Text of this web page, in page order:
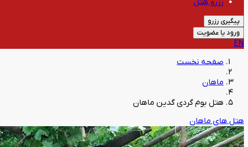
رزرو هتل
پیگیری رزرو
ورود یا عضویت
EN
صفحه نخست
ماهان
هتل بوم گردی گدین ماهان
هتل های ماهان